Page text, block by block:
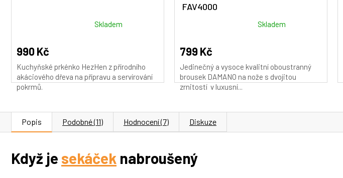
produktu
je
5,0
z
5
Skladem
990 Kč
Kuchyňské prkénko HezHen z přírodního
akáciového dřeva na přípravu a servírování
pokrmů.
FAV4000
produktu
je
5,0
z
5
Skladem
799 Kč
Jedinečný a vysoce kvalitní oboustranný
brousek DAMANO na nože s dvojitou
zrnitostí v luxusní...
Popis Podobné (11) Hodnocení (7) Diskuze
Když je sekáček nabroušený